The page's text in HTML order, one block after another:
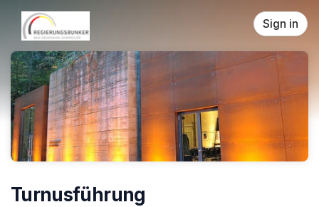
Skip header
Sign in
Turnusführung